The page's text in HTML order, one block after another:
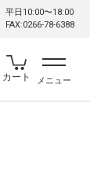
平日10:00〜18:00
FAX:0266-78-6388
カート メニュー